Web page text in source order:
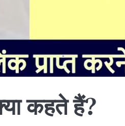
कहते हैं?